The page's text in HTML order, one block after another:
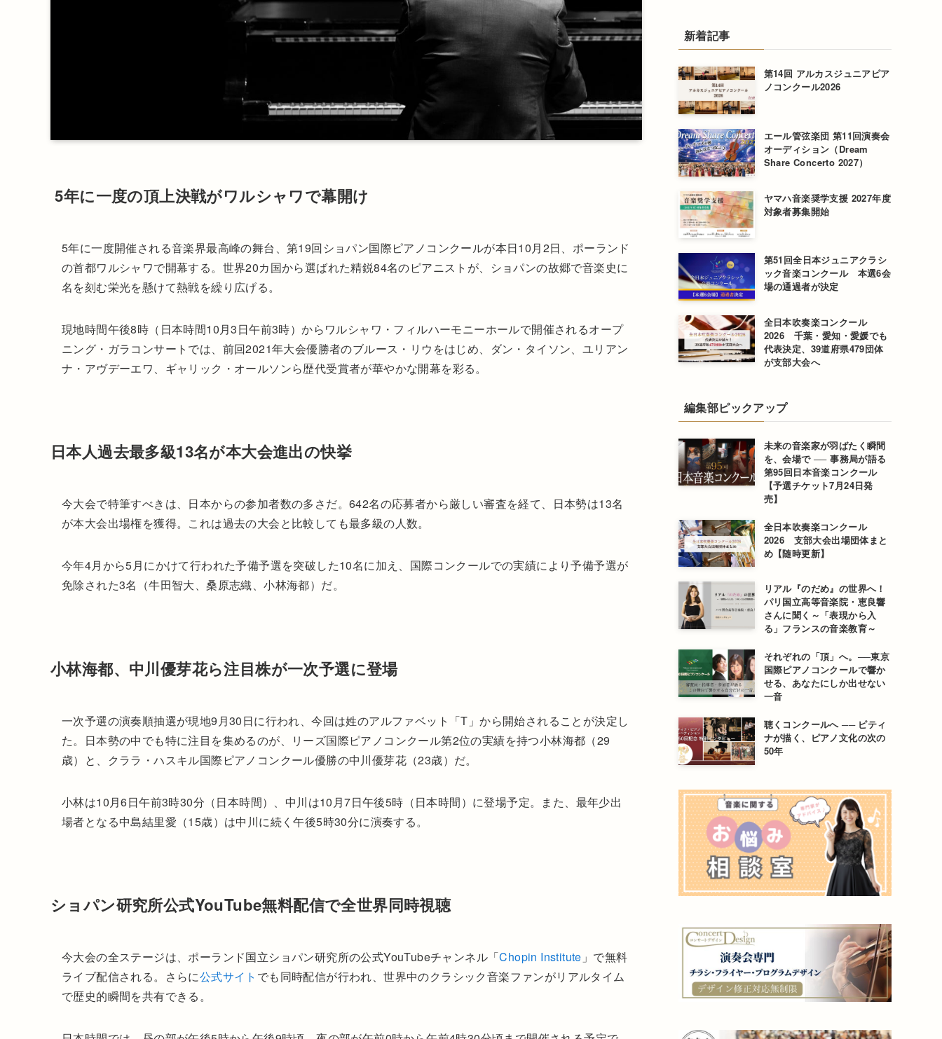
5年に一度の頂上決戦がワルシャワで幕開け
5年に一度開催される音楽界最高峰の舞台、第19回ショパン国際ピアノコンクールが本日10月2日、ポーランド
の首都ワルシャワで開幕する。世界20カ国から選ばれた精鋭84名のピアニストが、ショパンの故郷で音楽史に
名を刻む栄光を懸けて熱戦を繰り広げる。
現地時間午後8時（日本時間10月3日午前3時）からワルシャワ・フィルハーモニーホールで開催されるオープ
ニング・ガラコンサートでは、前回2021年大会優勝者のブルース・リウをはじめ、ダン・タイソン、ユリアン
ナ・アヴデーエワ、ギャリック・オールソンら歴代受賞者が華やかな開幕を彩る。
日本人過去最多級13名が本大会進出の快挙
今大会で特筆すべきは、日本からの参加者数の多さだ。642名の応募者から厳しい審査を経て、日本勢は13名
が本大会出場権を獲得。これは過去の大会と比較しても最多級の人数。
今年4月から5月にかけて行われた予備予選を突破した10名に加え、国際コンクールでの実績により予備予選が
免除された3名（牛田智大、桑原志織、小林海都）だ。
小林海都、中川優芽花ら注目株が一次予選に登場
一次予選の演奏順抽選が現地9月30日に行われ、今回は姓のアルファベット「T」から開始されることが決定し
た。日本勢の中でも特に注目を集めるのが、リーズ国際ピアノコンクール第2位の実績を持つ小林海都（29
歳）と、クララ・ハスキル国際ピアノコンクール優勝の中川優芽花（23歳）だ。
小林は10月6日午前3時30分（日本時間）、中川は10月7日午後5時（日本時間）に登場予定。また、最年少出
場者となる中島結里愛（15歳）は中川に続く午後5時30分に演奏する。
ショパン研究所公式YouTube無料配信で全世界同時視聴
今大会の全ステージは、ポーランド国立ショパン研究所の公式YouTubeチャンネル「Chopin Institute 」で無料
ライブ配信される。さらに公式サイト でも同時配信が行われ、世界中のクラシック音楽ファンがリアルタイム
で歴史的瞬間を共有できる。
新着記事
第14回 アルカスジュニアピア
ノコンクール2026
エール管弦楽団 第11回演奏会
オーディション（Dream
Share Concerto 2027）
ヤマハ音楽奨学支援 2027年度
対象者募集開始
第51回全日本ジュニアクラシ
ック音楽コンクール 本選6会
場の通過者が決定
全日本吹奏楽コンクール
2026 千葉・愛知・愛媛でも
代表決定、39道府県479団体
が支部大会へ
編集部ピックアップ
未来の音楽家が羽ばたく瞬間
を、会場で ── 事務局が語る
第95回日本音楽コンクール
【予選チケット7月24日発
売】
全日本吹奏楽コンクール
2026 支部大会出場団体まと
め【随時更新】
リアル『のだめ』の世界へ！
パリ国立高等音楽院・恵良響
さんに聞く～「表現から入
る」フランスの音楽教育～
それぞれの「頂」へ。──東京
国際ピアノコンクールで響か
せる、あなたにしか出せない
一音
聴くコンクールへ ── ピティ
ナが描く、ピアノ文化の次の
50年